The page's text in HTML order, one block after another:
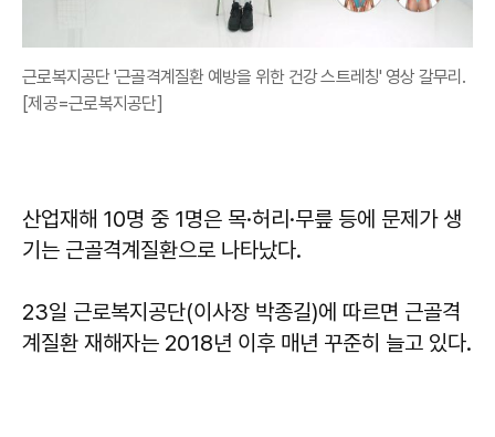
근로복지공단 '근골격계질환 예방을 위한 건강 스트레칭' 영상 갈무리.
[제공=근로복지공단]
산업재해 10명 중 1명은 목·허리·무릎 등에 문제가 생
기는 근골격계질환으로 나타났다.
23일 근로복지공단(이사장 박종길)에 따르면 근골격
계질환 재해자는 2018년 이후 매년 꾸준히 늘고 있다.